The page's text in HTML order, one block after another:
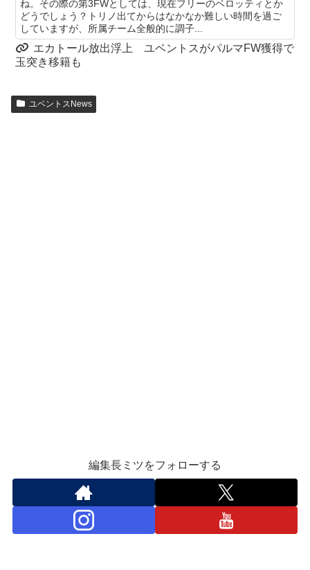
ね。その際の第3FWとしては、現在フリーのベロッティとか
どうでしょう？トリノ出てからはなかなか難しい時間を過ご
していますが、所属チーム全般的に調子...
エカトール放出浮上 ユベントスがパルマFW獲得で
玉突き移籍も
ユベントスNews
編集長ミツをフォローする